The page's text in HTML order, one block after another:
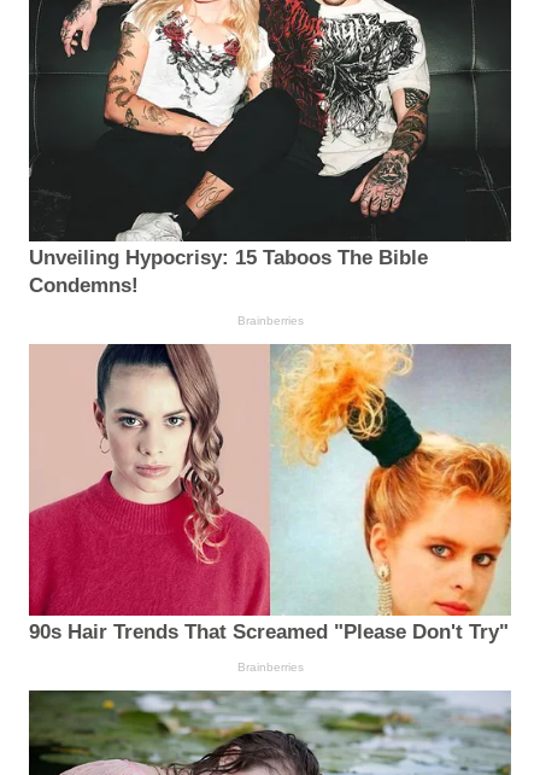
Unveiling Hypocrisy: 15 Taboos The Bible
Condemns!
Brainberries
90s Hair Trends That Screamed "Please Don't Try"
Brainberries